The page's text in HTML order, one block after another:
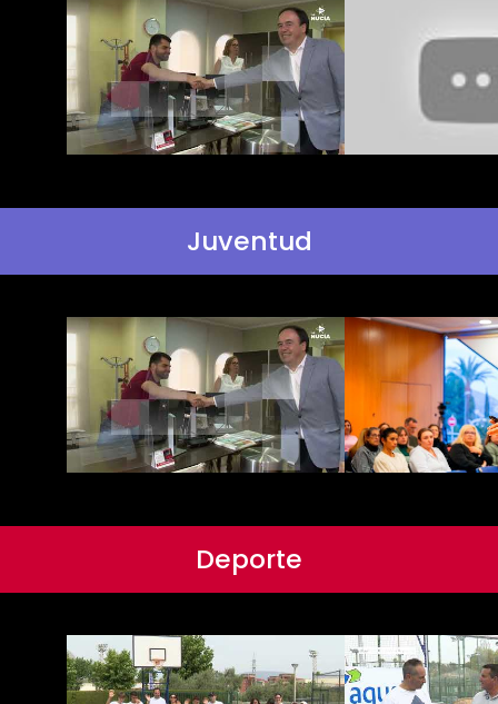
Juventud
Deporte